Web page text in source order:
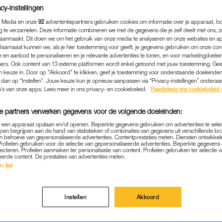
vooral met jongeren samen, want
voor te vechten.
: “We hebben maar één planeet en we zijn hard bezig die
Lees ook
Dankbare chimpansee knuffelt Jane Goodall
dankzij haar werk voor de met uitsterven
de hele wereld over en werd een icoon voor jong en
ze zet zich vooral in voor het behoud van de
toekomst van onze planeet.
DE TOEKOMST
naar Mars te gaan, maar daar kunnen we niet leven.
instellingen
Media en onze 92 advertentiepartners gebruiken cookies om informatie over je apparaat,
te verzamelen. Deze informatie combineren we met de gegevens die je zelf deelt met ons,
Dit doen we om het gebruik van onze media te analyseren en onze websites en
kunnen we, als je hier toestemming voor geeft, je gegevens gebruiken om onze
en aanbod te personaliseren en je relevante advertenties te tonen, en voor
Ook content van 13 externe platformen wordt enkel getoond met jouw toestemming.
keuze in. Door op "Akkoord" te klikken, geef je toestemming voor onderstaande
op “Instellen”. Jouw keuze kun je opnieuw aanpassen via “Privacy-instellingen”
van onze apps. Lees meer in ons privacy- en cookiebeleid.
Raadpleeg ons cookiebeleid
partners verwerken gegevens voor de volgende doeleinden:
een apparaat opslaan en/of openen. Beperkte gegevens gebruiken om advertenties te
begrijpen aan de hand van statistieken of combinaties van gegevens uit verschillende
behoeve van gepersonaliseerde advertenties. Contentprestaties meten. Diensten
gebruiken voor de selectie van gepersonaliseerde advertenties. Beperkte
Profielen aanmaken ter personalisatie van content. Profielen gebruiken ter selectie
content. De prestaties van advertenties meten.
lijst
Instellen Akkoord